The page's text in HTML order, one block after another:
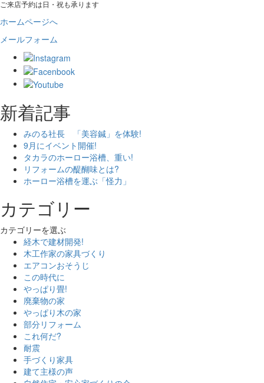
ご来店予約は日・祝も承ります
ホームページへ
メールフォーム
新着記事
みのる社長 「美容鍼」を体験!
9月にイベント開催!
タカラのホーロー浴槽、重い!
リフォームの醍醐味とは?
ホーロー浴槽を運ぶ「怪力」
カテゴリー
カテゴリーを選ぶ
経木で建材開発!
木工作家の家具づくり
エアコンおそうじ
この時代に
やっぱり畳!
廃棄物の家
やっぱり木の家
部分リフォーム
これ何だ?
耐震
手づくり家具
建て主様の声